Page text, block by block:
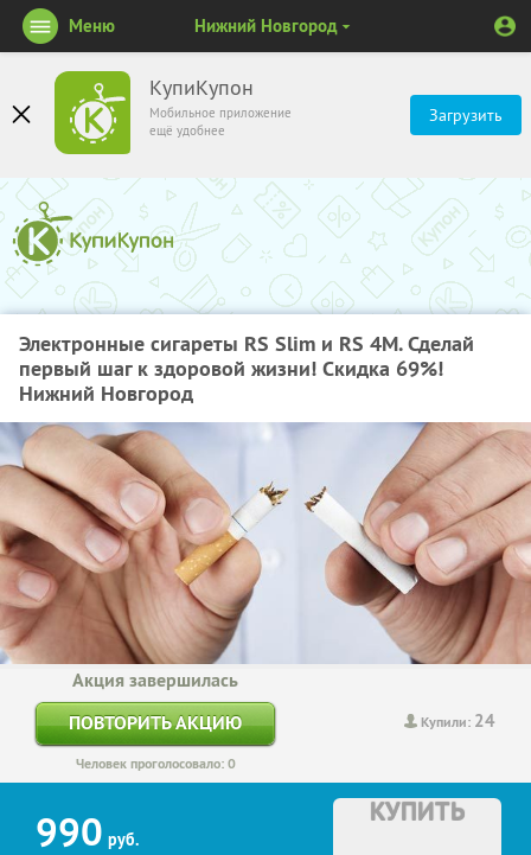
КупиКупон
Мобильное приложение
ещё удобнее
Загрузить
Меню Нижний Новгород
Электронные сигареты RS Slim и RS 4M. Сделай
первый шаг к здоровой жизни! Скидка 69%!
Нижний Новгород
Купили: 24
Акция завершилась
ПОВТОРИТЬ АКЦИЮ
Человек проголосовало: 0
990 руб.
КУПИТЬ